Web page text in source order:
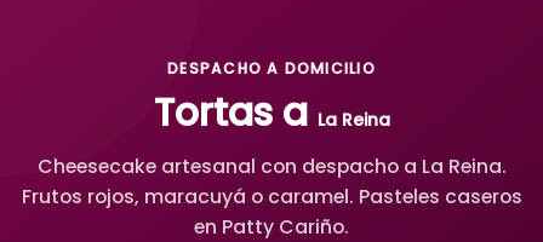
DESPACHO A DOMICILIO
Tortas a La Reina
Cheesecake artesanal con despacho a La Reina.
Frutos rojos, maracuyá o caramel. Pasteles caseros
en Patty Cariño.